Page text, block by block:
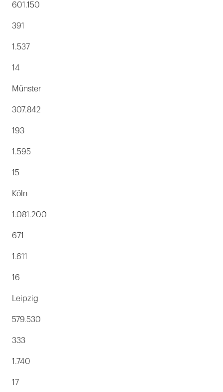
601.150
391
1.537
14
Münster
307.842
193
1.595
15
Köln
1.081.200
671
1.611
16
Leipzig
579.530
333
1.740
17